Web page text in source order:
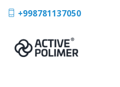
+998781137050